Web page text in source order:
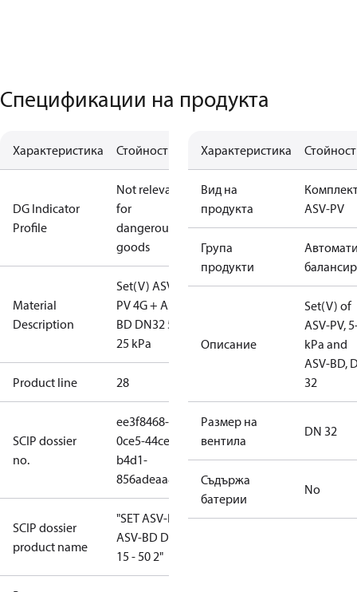
Спецификации на продукта
Характеристика Стойност
DG Indicator
Profile
Not relevant
for
dangerous
goods
Material
Description
Set(V) ASV-
PV 4G + ASV-
BD DN32 5-
25 kPa
Product line 28
SCIP dossier
no.
ee3f8468-
0ce5-44ce-
b4d1-
856adeaa8d2c
SCIP dossier
product name
"SET ASV-PV
ASV-BD DN
15 - 50 2"
Характеристика Стойност
Вид на
продукта
ASV-PV
Група
продукти
Описание
Set(V) of
ASV-PV,
kPa and
ASV-BD,
32
Размер на
вентила
DN 32
Съдържа
батерии
No